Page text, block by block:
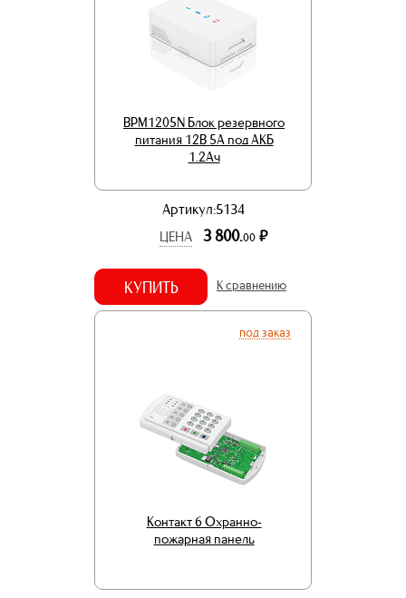
BPM1205N Блок резервного
питания 12В 5А под АКБ
1.2Ач
Артикул:5134
ЦЕНА
3 800.00 р.
КУПИТЬ К сравнению
под заказ
Контакт 6 Охранно-
пожарная панель